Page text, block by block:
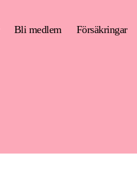
Bli medlem Försäkringar